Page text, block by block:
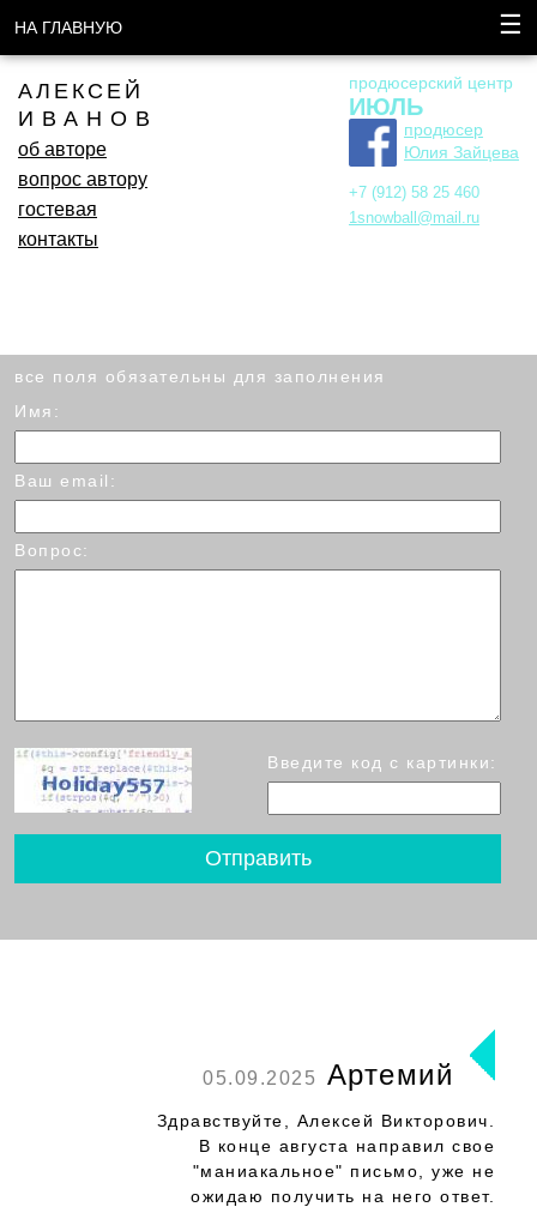
НА ГЛАВНУЮ ☰
АЛЕКСЕЙ
ИВАНОВ
об авторе
вопрос автору
гостевая
контакты
продюсерский центр
ИЮЛЬ
продюсер
Юлия Зайцева
+7 (912) 58 25 460
1snowball@mail.ru
все поля обязательны для заполнения
Имя:
Ваш email:
Вопрос:
Введите код с картинки:
05.09.2025 Артемий
Здравствуйте, Алексей Викторович.
В конце августа направил свое
"маниакальное" письмо, уже не
ожидаю получить на него ответ.